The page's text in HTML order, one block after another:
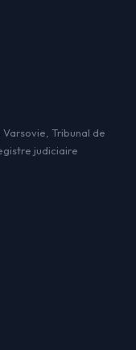
Tribunal de
judiciaire